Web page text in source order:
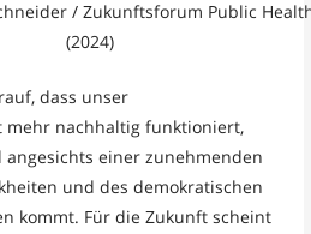
/ Zukunftsforum Public
(2024)
dass unser
mehr nachhaltig funktioniert,
einer zunehmenden
und des demokratischen
kommt. Für die Zukunft scheint